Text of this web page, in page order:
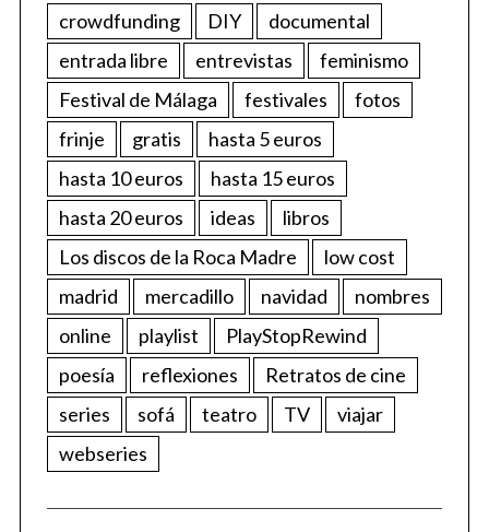
crowdfunding
DIY
documental
entrada libre
entrevistas
feminismo
Festival de Málaga
festivales
fotos
frinje
gratis
hasta 5 euros
hasta 10 euros
hasta 15 euros
hasta 20 euros
ideas
libros
Los discos de la Roca Madre
low cost
madrid
mercadillo navidad
nombres
online
playlist
PlayStopRewind
poesía
reflexiones
Retratos de cine
series
sofá teatro TV
viajar
webseries